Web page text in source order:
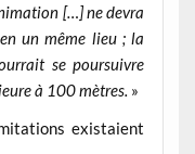
[…] ne devra
un même lieu ; la
se poursuivre
à 100 mètres. »
existaient